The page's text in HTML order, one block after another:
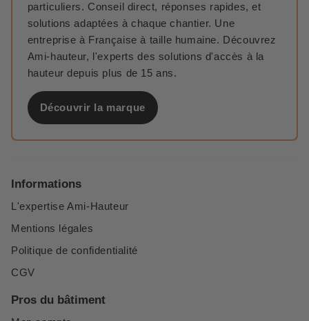
particuliers. Conseil direct, réponses rapides, et
solutions adaptées à chaque chantier. Une
entreprise à Française à taille humaine. Découvrez
Ami-hauteur, l'experts des solutions d'accès à la
hauteur depuis plus de 15 ans.
Découvrir la marque
Informations
L'expertise Ami-Hauteur
Mentions légales
Politique de confidentialité
CGV
Pros du bâtiment